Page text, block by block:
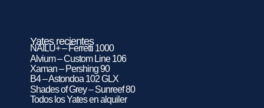
Yates recientes
NAILU+ – Ferretti 1000
Alvium – Custom Line 106
Xaman – Pershing 90
B4 – Astondoa 102 GLX
Shades of Grey – Sunreef 80
Todos los Yates en alquiler